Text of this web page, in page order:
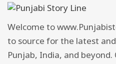
Welcome to
to source for the latest
Punjab, India, and